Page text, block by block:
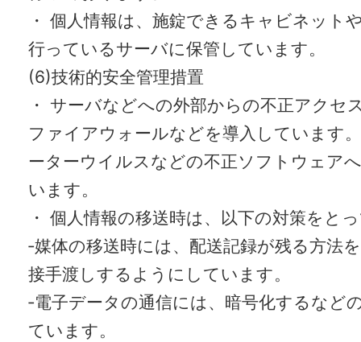
・ 個人情報は、施錠できるキャビネット
行っているサーバに保管しています。
(6)技術的安全管理措置
・ サーバなどへの外部からの不正アクセ
ファイアウォールなどを導入しています
ーターウイルスなどの不正ソフトウェア
います。
・ 個人情報の移送時は、以下の対策をと
‐媒体の移送時には、配送記録が残る方法
接手渡しするようにしています。
‐電子データの通信には、暗号化するなど
ています。